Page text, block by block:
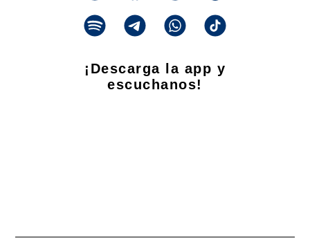
¡Descarga la app y
escuchanos!